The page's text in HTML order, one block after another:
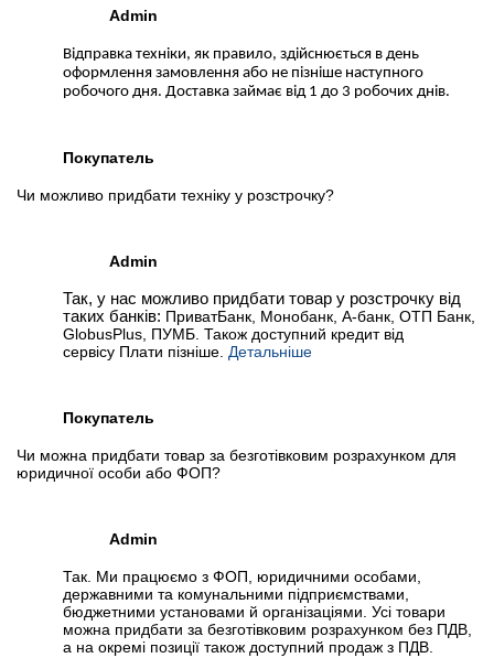
Admin
Відправка техніки, як правило, здійснюється в день
оформлення замовлення або не пізніше наступного
робочого дня. Доставка займає від 1 до 3 робочих днів.
Покупатель
Чи можливо придбати техніку у розстрочку?
Admin
Так, у нас можливо придбати товар у розстрочку від
таких банків: ПриватБанк, Монобанк, А-банк, ОТП Банк,
GlobusPlus, ПУМБ. Також доступний кредит від
сервісу Плати пізніше. Детальніше
Покупатель
Чи можна придбати товар за безготівковим розрахунком для
юридичної особи або ФОП?
Admin
Так. Ми працюємо з ФОП, юридичними особами,
державними та комунальними підприємствами,
бюджетними установами й організаціями. Усі товари
можна придбати за безготівковим розрахунком без ПДВ,
а на окремі позиції також доступний продаж з ПДВ.